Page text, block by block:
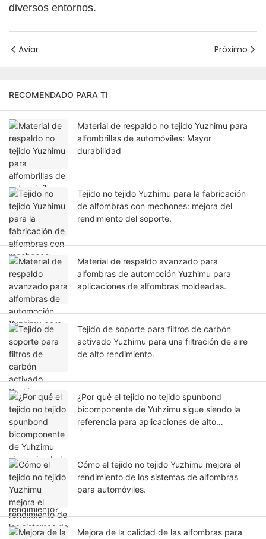
diversos entornos.
Aviar Próximo
RECOMENDADO PARA TI
Material de respaldo no tejido Yuzhimu para
alfombrillas de automóviles: Mayor
durabilidad
Tejido no tejido Yuzhimu para la fabricación
de alfombras con mechones: mejora del
rendimiento del soporte.
Material de respaldo avanzado para
alfombras de automoción Yuzhimu para
aplicaciones de alfombras moldeadas.
Tejido de soporte para filtros de carbón
activado Yuzhimu para una filtración de aire
de alto rendimiento.
¿Por qué el tejido no tejido spunbond
bicomponente de Yuhzimu sigue siendo la
referencia para aplicaciones de alto
Cómo el tejido no tejido Yuzhimu mejora el
rendimiento de los sistemas de alfombras
para automóviles.
Mejora de la calidad de las alfombras para